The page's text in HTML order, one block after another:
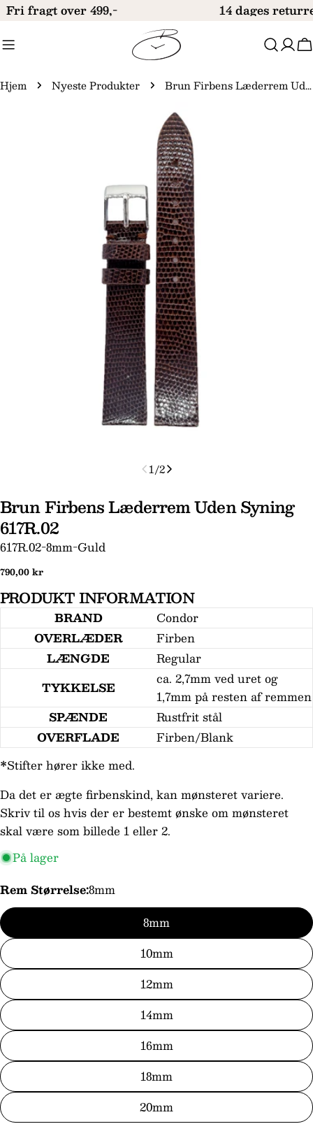
Gå
indhold
Fri fragt over 499,- 14 dages
Hjem Nyeste Produkter Brun Firbens Læderrem Uden Syning 617R.02
medie 0 i modal
1/2
Brun Firbens Læderrem Uden Syning
617R.02
SKU:
617R.02-8mm-Guld
Normal
790,00 kr
PRODUKT INFORMATION
BRAND
Condor
OVERLÆDER
Firben
LÆNGDE
Regular
TYKKELSE
ca. 2,7mm ved uret og
1,7mm på resten af remmen
SPÆNDE
Rustfrit stål
OVERFLADE
Firben/Blank
*Stifter hører ikke med.
Da det er ægte firbenskind, kan mønsteret variere.
Skriv til os hvis der er bestemt ønske om mønsteret
skal være som billede 1 eller 2.
På lager
Rem Størrelse:8mm
8mm
10mm
12mm
14mm
16mm
18mm
20mm
Stil et spørgsmål
Dit
navn
Din
Din
telefon
besked
Felterne markeret med * er obligatoriske.